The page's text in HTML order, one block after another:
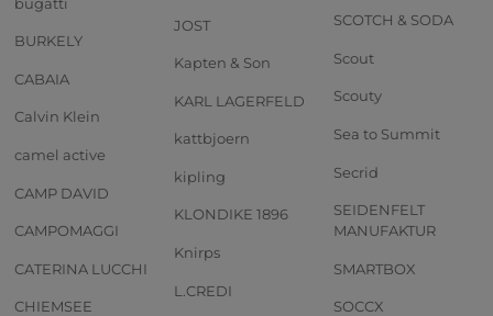
BURKELY
CABAIA
Calvin Klein
camel active
CAMP DAVID
CAMPOMAGGI
CATERINA LUCCHI
CHIEMSEE
JOST
Kapten & Son
KARL LAGERFELD
kattbjoern
kipling
KLONDIKE 1896
Knirps
L.CREDI
SCOTCH & SODA
Scout
Scouty
Sea to Summit
Secrid
SEIDENFELT
MANUFAKTUR
SMARTBOX
SOCCX